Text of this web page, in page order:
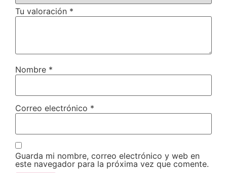
Tu valoración *
Nombre *
Correo electrónico *
Guarda mi nombre, correo electrónico y web en
este navegador para la próxima vez que comente.